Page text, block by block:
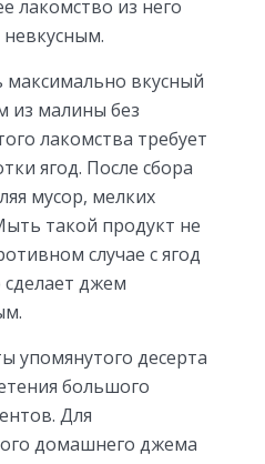
лакомство из него
максимально вкусный
из малины без
лакомства требует
ягод. После сбора
мусор, мелких
такой продукт не
случае с ягод
сделает джем
упомянутого десерта
большого
Для
домашнего джема